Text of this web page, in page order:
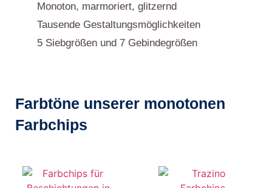
Monoton, marmoriert, glitzernd
Tausende Gestaltungsmöglichkeiten
5 Siebgrößen und 7 Gebindegrößen
Farbtöne unserer monotonen
Farbchips